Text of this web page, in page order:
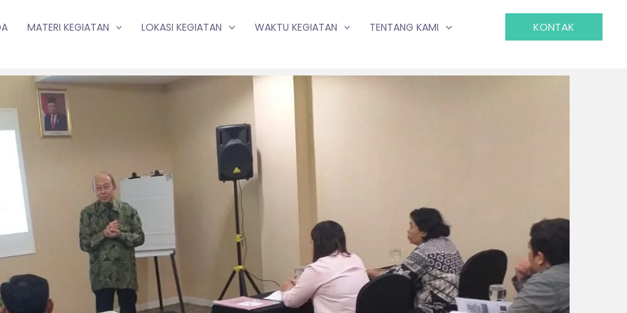
MATERI KEGIATAN LOKASI KEGIATAN WAKTU KEGIATAN TENTANG KAMI KONTAK